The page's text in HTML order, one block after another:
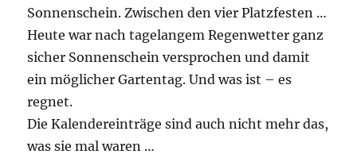
Sonnenschein. Zwischen den vier Platzfesten …
Heute war nach tagelangem Regenwetter ganz
sicher Sonnenschein versprochen und damit
ein möglicher Gartentag. Und was ist – es
regnet.
Die Kalendereinträge sind auch nicht mehr das,
was sie mal waren …